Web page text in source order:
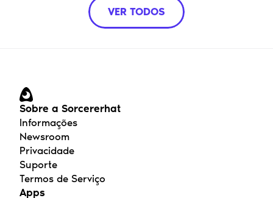
VER TODOS
Sobre a Sorcererhat
Informações
Newsroom
Privacidade
Suporte
Termos de Serviço
Apps